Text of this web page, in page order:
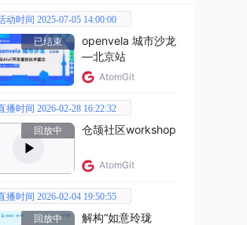
动时间 2025-07-05 14:00:00
已结束
openvela 城市沙龙
—北京站
AtomGit
播时间 2026-02-28 16:22:32
回放中
仓颉社区workshop
AtomGit
播时间 2026-02-04 19:50:55
回放中
解构“如意玲珑